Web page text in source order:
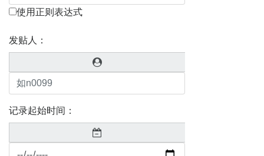
使用正则表达式
发贴人：
记录起始时间：